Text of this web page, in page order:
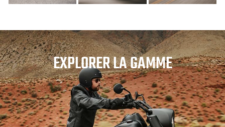
EXPLORER LA GAMME